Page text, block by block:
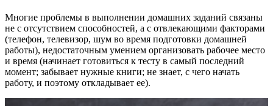
Многие проблемы в выполнении домашних заданий связаны
не с отсутствием способностей, а с отвлекающими факторами
(телефон, телевизор, шум во время подготовки домашней
работы), недостаточным умением организовать рабочее место
и время (начинает готовиться к тесту в самый последний
момент; забывает нужные книги; не знает, с чего начать
работу, и поэтому откладывает ее).